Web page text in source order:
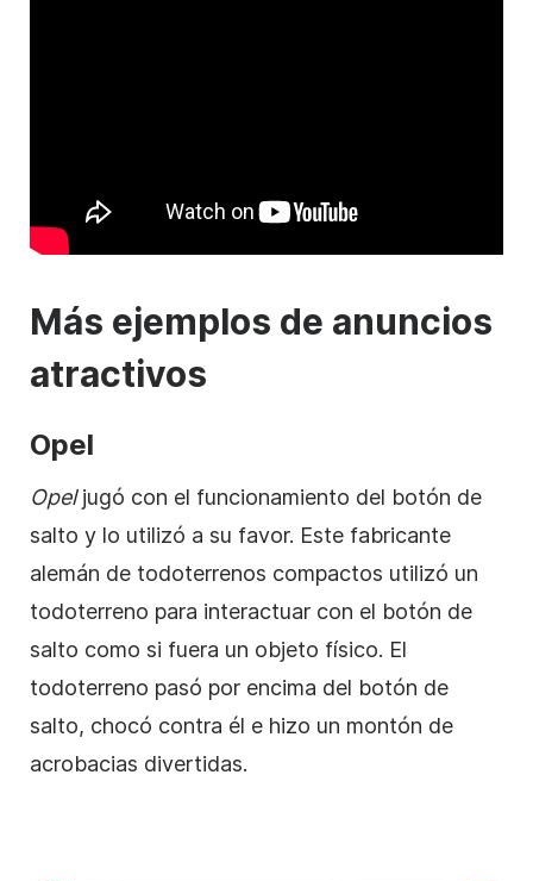
Más ejemplos de anuncios
atractivos
Opel
Opeljugó con el funcionamiento del botón de
salto y lo utilizó a su favor. Este fabricante
alemán de todoterrenos compactos utilizó un
todoterreno para interactuar con el botón de
salto como si fuera un objeto físico. El
todoterreno pasó por encima del botón de
salto, chocó contra él e hizo un montón de
acrobacias divertidas.